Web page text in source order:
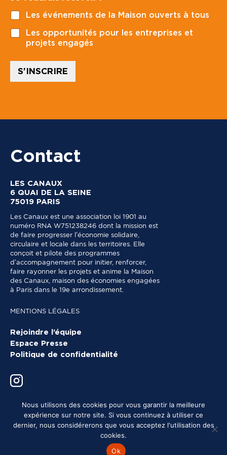
o
s
t
a
u
d
r
a
Les événements de la Maison ouverts à tous
Les opportunités pour les entreprises et
projets engagés
S'INSCRIRE
Contact
LES CANAUX
6 QUAI DE LA SEINE
75019 PARIS
Les Canaux est une association loi 1901 au
numéro RNA W751238246 dont la mission est
de faire progresser l’économie solidaire,
circulaire et locale dans les territoires. Elle
conçoit et pilote des programmes
d’accompagnement pour initier, renforcer,
faire rayonner les projets et anime la Maison
des Canaux, maison des économies engagées
à Paris dans le 19e arrondissement.
MENTIONS LÉGALES
Rejoindre l’équipe
Espace Presse
Politique de confidentialité
Nous utilisons des cookies pour vous garantir la meilleure
expérience sur notre site. Si vous continuez à utiliser ce
dernier, nous considérerons que vous acceptez l'utilisation des
cookies.
Ok